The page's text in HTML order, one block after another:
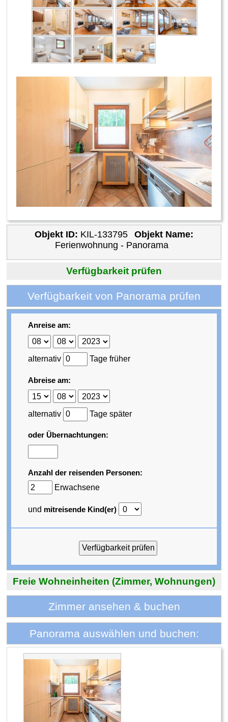
Objekt ID: KIL-133795
Objekt Name:
Ferienwohnung - Panorama
Verfügbarkeit prüfen
Verfügbarkeit von Panorama prüfen
Anreise am:
alternativ Tage früher
Abreise am:
alternativ Tage später
oder Übernachtungen:
Anzahl der reisenden Personen:
Erwachsene
und mitreisende Kind(er)
Freie Wohneinheiten (Zimmer, Wohnungen)
Zimmer ansehen & buchen
Panorama auswählen und buchen: